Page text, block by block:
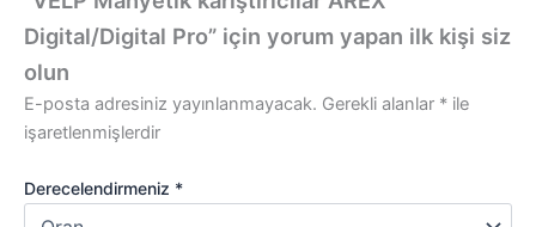
Digital/Digital Pro” için yorum yapan ilk kişi siz
olun
E-posta adresiniz yayınlanmayacak. Gerekli alanlar * ile
işaretlenmişlerdir
Derecelendirmeniz *